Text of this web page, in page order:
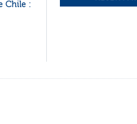
Chile :